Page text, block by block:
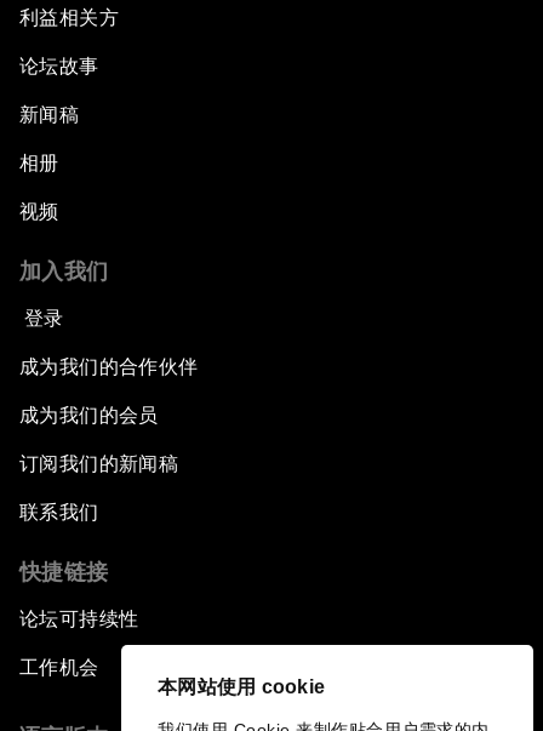
本网站使用 cookie
利益相关方
论坛故事
新闻稿
相册
视频
加入我们
登录
成为我们的合作伙伴
成为我们的会员
订阅我们的新闻稿
联系我们
快捷链接
论坛可持续性
工作机会